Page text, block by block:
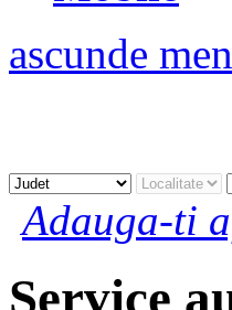
ascunde
Adauga-ti
Service